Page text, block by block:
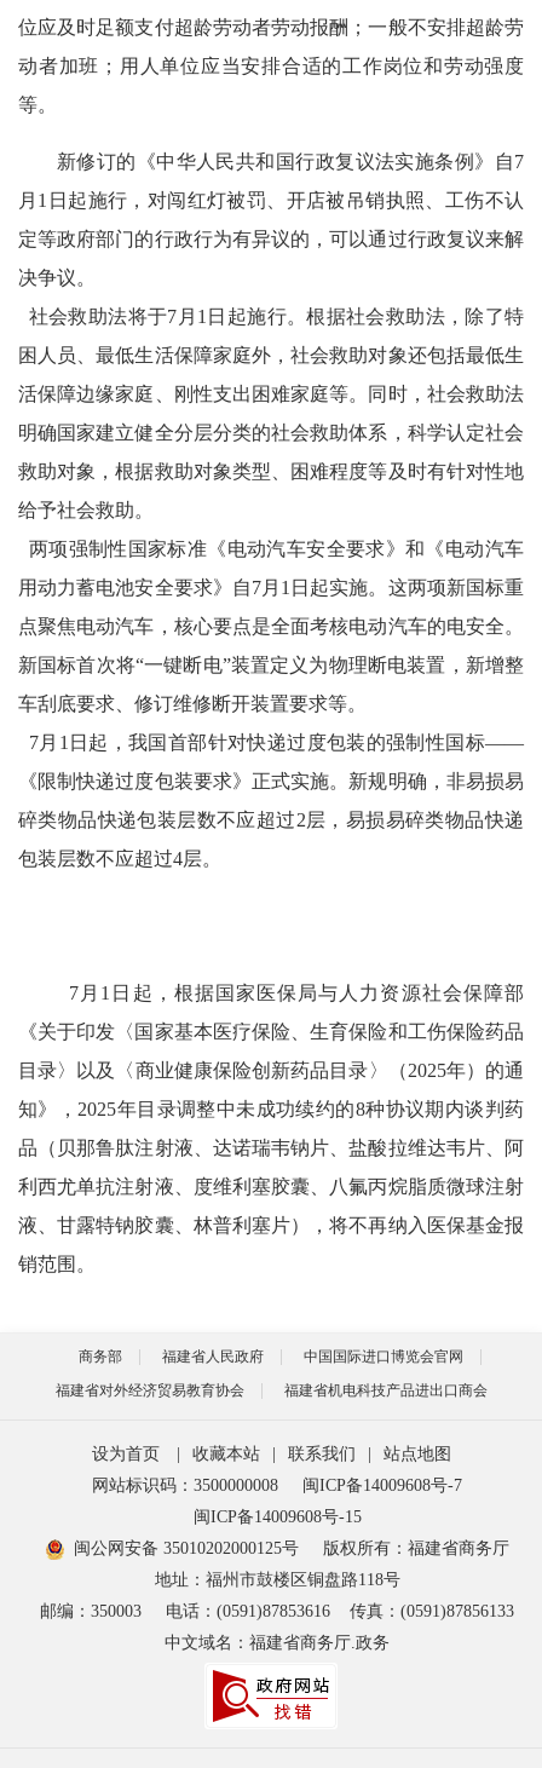
位应及时足额支付超龄劳动者劳动报酬；一般不安排超龄劳
动者加班；用人单位应当安排合适的工作岗位和劳动强度
等。
新修订的《中华人民共和国行政复议法实施条例》自7
月1日起施行，对闯红灯被罚、开店被吊销执照、工伤不认
定等政府部门的行政行为有异议的，可以通过行政复议来解
决争议。
社会救助法将于7月1日起施行。根据社会救助法，除了特
困人员、最低生活保障家庭外，社会救助对象还包括最低生
活保障边缘家庭、刚性支出困难家庭等。同时，社会救助法
明确国家建立健全分层分类的社会救助体系，科学认定社会
救助对象，根据救助对象类型、困难程度等及时有针对性地
给予社会救助。
两项强制性国家标准《电动汽车安全要求》和《电动汽车
用动力蓄电池安全要求》自7月1日起实施。这两项新国标重
点聚焦电动汽车，核心要点是全面考核电动汽车的电安全。
新国标首次将“一键断电”装置定义为物理断电装置，新增整
车刮底要求、修订维修断开装置要求等。
7月1日起，我国首部针对快递过度包装的强制性国标——
《限制快递过度包装要求》正式实施。新规明确，非易损易
碎类物品快递包装层数不应超过2层，易损易碎类物品快递
包装层数不应超过4层。
7月1日起，根据国家医保局与人力资源社会保障部
《关于印发〈国家基本医疗保险、生育保险和工伤保险药品
目录〉以及〈商业健康保险创新药品目录〉（2025年）的通
知》，2025年目录调整中未成功续约的8种协议期内谈判药
品（贝那鲁肽注射液、达诺瑞韦钠片、盐酸拉维达韦片、阿
利西尤单抗注射液、度维利塞胶囊、八氟丙烷脂质微球注射
液、甘露特钠胶囊、林普利塞片），将不再纳入医保基金报
销范围。
商务部 福建省人民政府
中国国际进口博览会官网
福建省对外经济贸易教育协会
福建省机电科技产品进出口商会
设为首页 收藏本站 联系我们
站点地图
网站标识码：3500000008
闽ICP备14009608号-7
闽ICP备14009608号-15
闽公网安备 35010202000125号
版权所有：福建省商务厅
地址：福州市鼓楼区铜盘路118号
邮编：350003
电话：(0591)87853616
传真：(0591)87856133
中文域名：福建省商务厅.政务